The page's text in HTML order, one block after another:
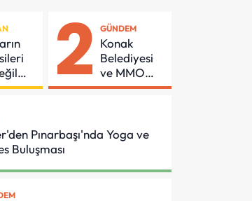
2 GÜNDEM
Konak
Belediyesi
ve MMO
Arasında
İçin Önemli
Protokol
Pınarbaşı'nda Yoga ve
Buluşması